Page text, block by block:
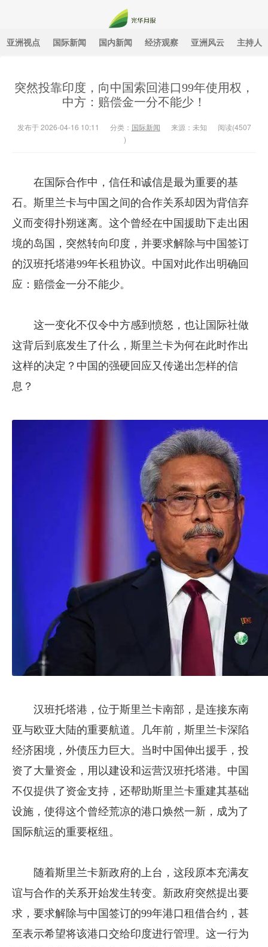
光华月报
亚洲视点 国际新闻 国内新闻 经济观察 亚洲风云 主持人
突然投靠印度，向中国索回港口99年使用权，
中方：赔偿金一分不能少！
发布于 2026-04-16 10:11 分类： 国际新闻 来源：未知 阅读(4507
)
在国际合作中，信任和诚信是最为重要的基
石。斯里兰卡与中国之间的合作关系却因为背信弃
义而变得扑朔迷离。这个曾经在中国援助下走出困
境的岛国，突然转向印度，并要求解除与中国签订
的汉班托塔港99年长租协议。中国对此作出明确回
应：赔偿金一分不能少。
这一变化不仅令中方感到愤怒，也让国际社做
这背后到底发生了什么，斯里兰卡为何在此时作出
这样的决定？中国的强硬回应又传递出怎样的信
息？
汉班托塔港，位于斯里兰卡南部，是连接东南
亚与欧亚大陆的重要航道。几年前，斯里兰卡深陷
经济困境，外债压力巨大。当时中国伸出援手，投
资了大量资金，用以建设和运营汉班托塔港。中国
不仅提供了资金支持，还帮助斯里兰卡重建其基础
设施，使得这个曾经荒凉的港口焕然一新，成为了
国际航运的重要枢纽。
随着斯里兰卡新政府的上台，这段原本充满友
谊与合作的关系开始发生转变。新政府突然提出要
求，要求解除与中国签订的99年港口租借合约，甚
至表示希望将该港口交给印度进行管理。这一行为